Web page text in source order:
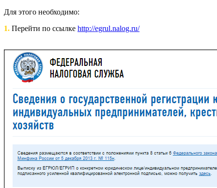
Для этого необходимо:
1. Перейти по ссылке http://egrul.nalog.ru/